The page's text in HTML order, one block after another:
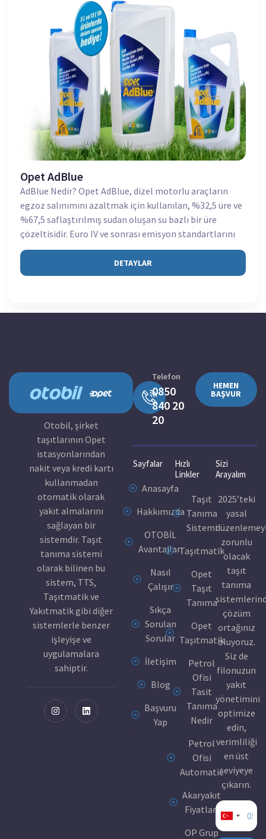
Opet AdBlue
AdBlue Nedir? Opet AdBlue, dizel motorlu araçların
egzoz salınımını azaltmak için kullanılan, %32,5 üre ve
%67,5 saflaştırılmış sudan oluşan su bazlı bir üre
çözeltisidir. Euro IV ve sonrası emisyon standartlarını
DETAYLAR
Otobil, şirket
taşıtlarının Opet
istasyonlarından
nakit veya kredi kartı
kullanmadan
otomatik olarak
yakıt almalarını
sağlayan bir
sistemdir. Taşıt
tanıma sistemi
olarak bilinen bu
sistem, TTS,
Taşıtmatik ve
Yakıtmatik gibi diğer
sistemlerle benzer
işleyişe ve
uygulamalara
sahiptir.
Telefon
0850
840 20
20
HEMEN
BAŞVUR
Sayfalar
Anasayfa
Hakkımızda
OTOBİL
Avantajları
Nasıl
Çalışır
Sıkça
Sorulan
Sorular
İletişim
Blog
Başvuru
Yap
Hızlı
Linkler
Taşıt
Tanıma
Sistemi
Taşıtmatik
Opet
Taşıt
Tanıma
Opet
Taşıtmatik
Petrol
Ofisi
Tasit
Tanıma
Nedir
Petrol
Ofisi
Automatic
Akaryakıt
Fiyatları
OP Grup
Sizi
Arayalım
2025’teki
yasal
zorunlu
olacak
taşıt
tanıma
çözüm
ortağınız
oluyoruz.
Siz de
filonuzun
yakıt
yönetimini
optimize
edin,
verimliliği
en üst
seviyeye
çıkarın.
Turkey
+90